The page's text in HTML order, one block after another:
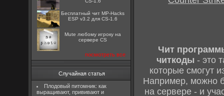
Бесплатный чит MP-Hacks
ESP v3.2 для CS-1.6
Mute любому игроку на
сервере CS
посмотреть все
Случайная статья
Плодовый питомник: как
выращивают, прививают и
Чит
читкоды - это
которые смогут
Например, можно
на сервере - и